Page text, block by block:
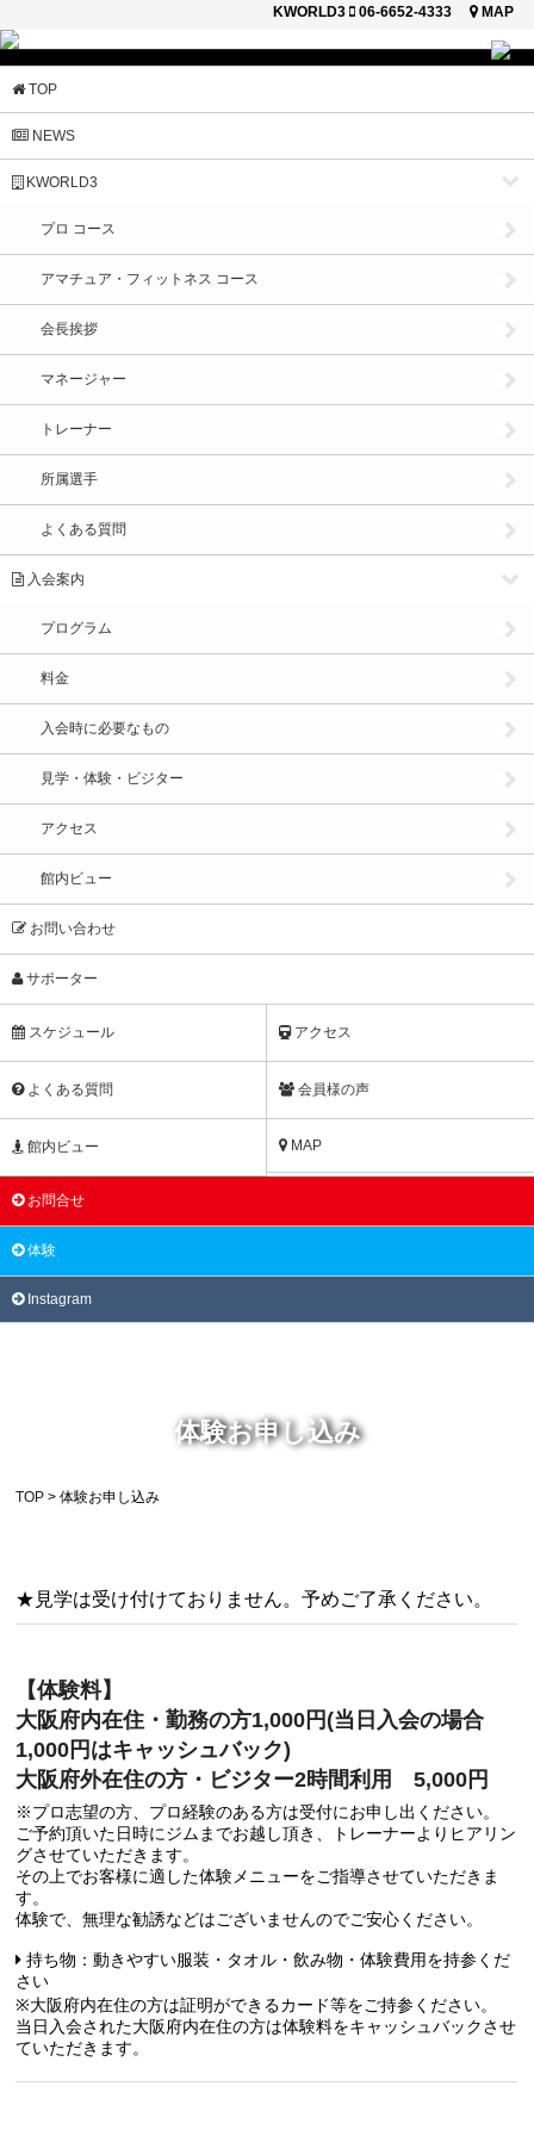
KWORLD3 06-6652-4333
MAP
TOP
NEWS
KWORLD3
プロ コース
アマチュア・フィットネス コース
会長挨拶
マネージャー
トレーナー
所属選手
よくある質問
入会案内
プログラム
料金
入会時に必要なもの
見学・体験・ビジター
アクセス
館内ビュー
お問い合わせ
サポーター
スケジュール アクセス
よくある質問 会員様の声
館内ビュー MAP
お問合せ
体験
Instagram
体験お申し込み
TOP > 体験お申し込み
★見学は受け付けておりません。予めご了承ください。
【体験料】
大阪府内在住・勤務の方1,000円(当日入会の場合
1,000円はキャッシュバック)
大阪府外在住の方・ビジター2時間利用 5,000円
※プロ志望の方、プロ経験のある方は受付にお申し出ください。
ご予約頂いた日時にジムまでお越し頂き、トレーナーよりヒアリン
グさせていただきます。
その上でお客様に適した体験メニューをご指導させていただきま
す。
体験で、無理な勧誘などはございませんのでご安心ください。
持ち物：動きやすい服装・タオル・飲み物・体験費用を持参くだ
さい
※大阪府内在住の方は証明ができるカード等をご持参ください。
当日入会された大阪府内在住の方は体験料をキャッシュバックさせ
ていただきます。